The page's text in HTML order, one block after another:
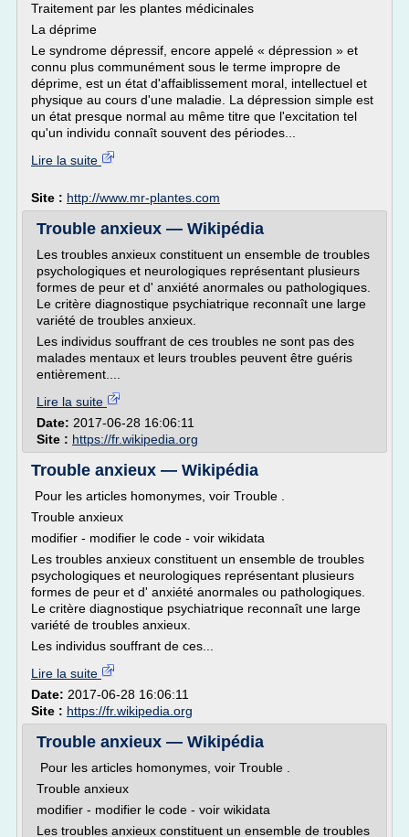
Traitement par les plantes médicinales
La déprime
Le syndrome dépressif, encore appelé « dépression » et
connu plus communément sous le terme impropre de
déprime, est un état d'affaiblissement moral, intellectuel et
physique au cours d'une maladie. La dépression simple est
un état presque normal au même titre que l'excitation tel
qu'un individu connaît souvent des périodes...
Lire la suite
Site : http://www.mr-plantes.com
Trouble anxieux — Wikipédia
Les troubles anxieux constituent un ensemble de troubles
psychologiques et neurologiques représentant plusieurs
formes de peur et d' anxiété anormales ou pathologiques.
Le critère diagnostique psychiatrique reconnaît une large
variété de troubles anxieux.
Les individus souffrant de ces troubles ne sont pas des
malades mentaux et leurs troubles peuvent être guéris
entièrement....
Lire la suite
Date: 2017-06-28 16:06:11
Site : https://fr.wikipedia.org
Trouble anxieux — Wikipédia
Pour les articles homonymes, voir Trouble .
Trouble anxieux
modifier - modifier le code - voir wikidata
Les troubles anxieux constituent un ensemble de troubles
psychologiques et neurologiques représentant plusieurs
formes de peur et d' anxiété anormales ou pathologiques.
Le critère diagnostique psychiatrique reconnaît une large
variété de troubles anxieux.
Les individus souffrant de ces...
Lire la suite
Date: 2017-06-28 16:06:11
Site : https://fr.wikipedia.org
Trouble anxieux — Wikipédia
Pour les articles homonymes, voir Trouble .
Trouble anxieux
modifier - modifier le code - voir wikidata
Les troubles anxieux constituent un ensemble de troubles